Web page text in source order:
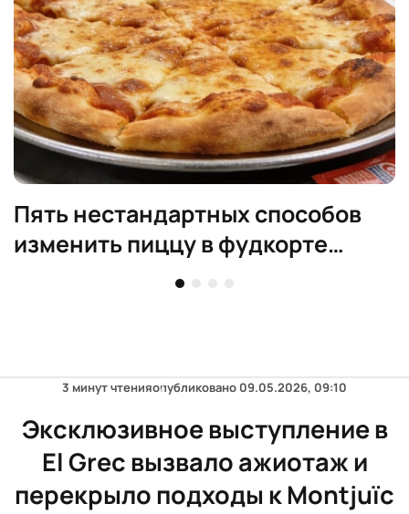
Пять нестандартных способов
изменить пиццу в фудкорте
3 минут чтенияопубликовано 09.05.2026, 09:10
Эксклюзивное выступление в
El Grec вызвало ажиотаж и
перекрыло подходы к Montjuïc